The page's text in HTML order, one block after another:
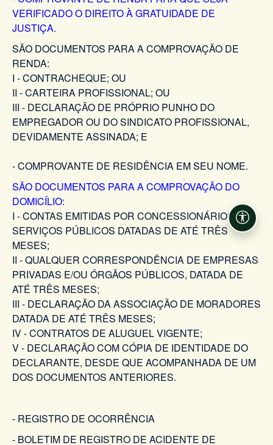
VERIFICADO O DIREITO À GRATUIDADE DE
JUSTIÇA.
SÃO DOCUMENTOS PARA A COMPROVAÇÃO DE
RENDA:
I - CONTRACHEQUE; OU
II - CARTEIRA PROFISSIONAL; OU
III - DECLARAÇÃO DE PRÓPRIO PUNHO DO
EMPREGADOR OU DO SINDICATO PROFISSIONAL,
DEVIDAMENTE ASSINADA; E
- COMPROVANTE DE RESIDÊNCIA EM SEU NOME.
SÃO DOCUMENTOS PARA A COMPROVAÇÃO DO
DOMICÍLIO:
I - CONTAS EMITIDAS POR CONCESSIONÁRIOS DE
SERVIÇOS PÚBLICOS DATADAS DE ATÉ TRÊS
MESES;
II - QUALQUER CORRESPONDÊNCIA DE EMPRESAS
PRIVADAS E/OU ÓRGÃOS PÚBLICOS, DATADA DE
ATÉ TRÊS MESES;
III - DECLARAÇÃO DA ASSOCIAÇÃO DE MORADORES
DATADA DE ATÉ TRÊS MESES;
IV - CONTRATOS DE ALUGUEL VIGENTE;
V - DECLARAÇÃO COM CÓPIA DE IDENTIDADE DO
DECLARANTE, DESDE QUE ACOMPANHADA DE UM
DOS DOCUMENTOS ANTERIORES.
- REGISTRO DE OCORRÊNCIA
- BOLETIM DE REGISTRO DE ACIDENTE DE